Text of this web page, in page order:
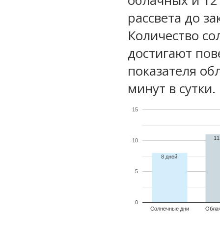
рассвета до
Количество
достигают
показателя
минут в сутки.
Солнечные дни
0
5
10
15
8 дней